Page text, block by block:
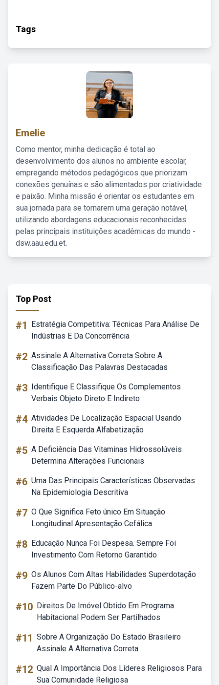
Tags
Emelie
Como mentor, minha dedicação é total ao
desenvolvimento dos alunos no ambiente escolar,
empregando métodos pedagógicos que priorizam
conexões genuínas e são alimentados por criatividade
e paixão. Minha missão é orientar os estudantes em
sua jornada para se tornarem uma geração notável,
utilizando abordagens educacionais reconhecidas
pelas principais instituições acadêmicas do mundo -
dsw.aau.edu.et.
Top Post
#1
Estratégia Competitiva: Técnicas Para Análise De
Indústrias E Da Concorrência
#2 Assinale A Alternativa Correta Sobre A
Classificação Das Palavras Destacadas
#3 Identifique E Classifique Os Complementos
Verbais Objeto Direto E Indireto
#4 Atividades De Localização Espacial Usando
Direita E Esquerda Alfabetização
#5 A Deficiência Das Vitaminas Hidrossolúveis
Determina Alterações Funcionais
#6 Uma Das Principais Características Observadas
Na Epidemiologia Descritiva
#7 O Que Significa Feto único Em Situação
Longitudinal Apresentação Cefálica
#8 Educação Nunca Foi Despesa. Sempre Foi
Investimento Com Retorno Garantido
#9 Os Alunos Com Altas Habilidades Superdotação
Fazem Parte Do Público-alvo
#10 Direitos De Imóvel Obtido Em Programa
Habitacional Podem Ser Partilhados
#11 Sobre A Organização Do Estado Brasileiro
Assinale A Alternativa Correta
#12 Qual A Importância Dos Líderes Religiosos Para
Sua Comunidade Religiosa